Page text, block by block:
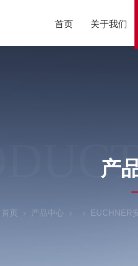
首页 关于我们
产
首页 产品中心 EUCHNER